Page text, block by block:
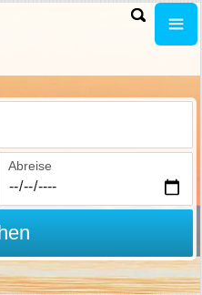
Abreise